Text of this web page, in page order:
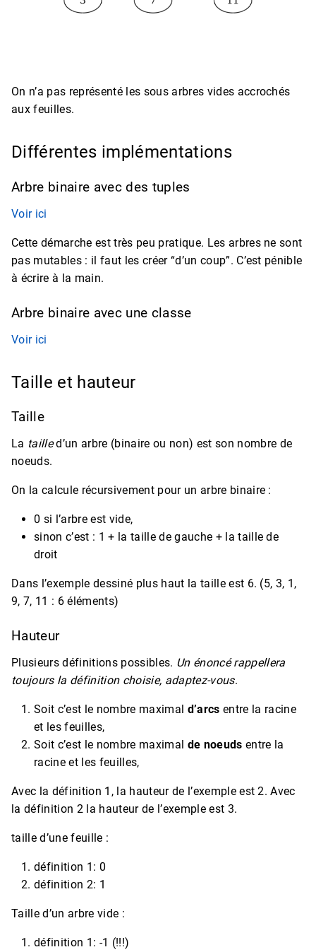
On n’a pas représenté les sous arbres vides accrochés
aux feuilles.
Différentes implémentations
Arbre binaire avec des tuples
Voir ici
Cette démarche est très peu pratique. Les arbres ne sont
pas mutables : il faut les créer “d’un coup”. C’est pénible
à écrire à la main.
Arbre binaire avec une classe
Voir ici
Taille et hauteur
Taille
La tailled’un arbre (binaire ou non) est son nombre de
noeuds.
On la calcule récursivement pour un arbre binaire :
0 si l’arbre est vide,
sinon c’est : 1 + la taille de gauche + la taille de
droit
Dans l’exemple dessiné plus haut la taille est 6. (5, 3, 1,
9, 7, 11 : 6 éléments)
Hauteur
Plusieurs définitions possibles. Un énoncé rappellera
toujours la définition choisie, adaptez-vous.
Soit c’est le nombre maximal d’arcs entre la racine
et les feuilles,
Soit c’est le nombre maximal de noeuds entre la
racine et les feuilles,
Avec la définition 1, la hauteur de l’exemple est 2. Avec
la définition 2 la hauteur de l’exemple est 3.
taille d’une feuille :
définition 1: 0
définition 2: 1
Taille d’un arbre vide :
définition 1: -1 (!!!)